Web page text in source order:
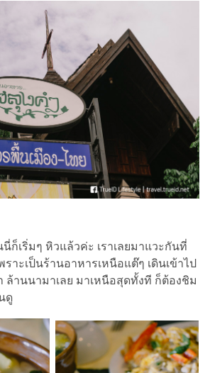
เริ่มๆ หิวแล้วค่ะ เราเลยมาแวะกันที่
าะเป็นร้านอาหารเหนือแต๊ๆ เดินเข้าไป
ล้านนามาเลย มาเหนือสุดทั้งที ก็ต้องชิม
ดู